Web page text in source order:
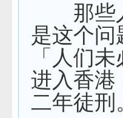
那些人
是这个问
「人们
进入香港
二年徒刑